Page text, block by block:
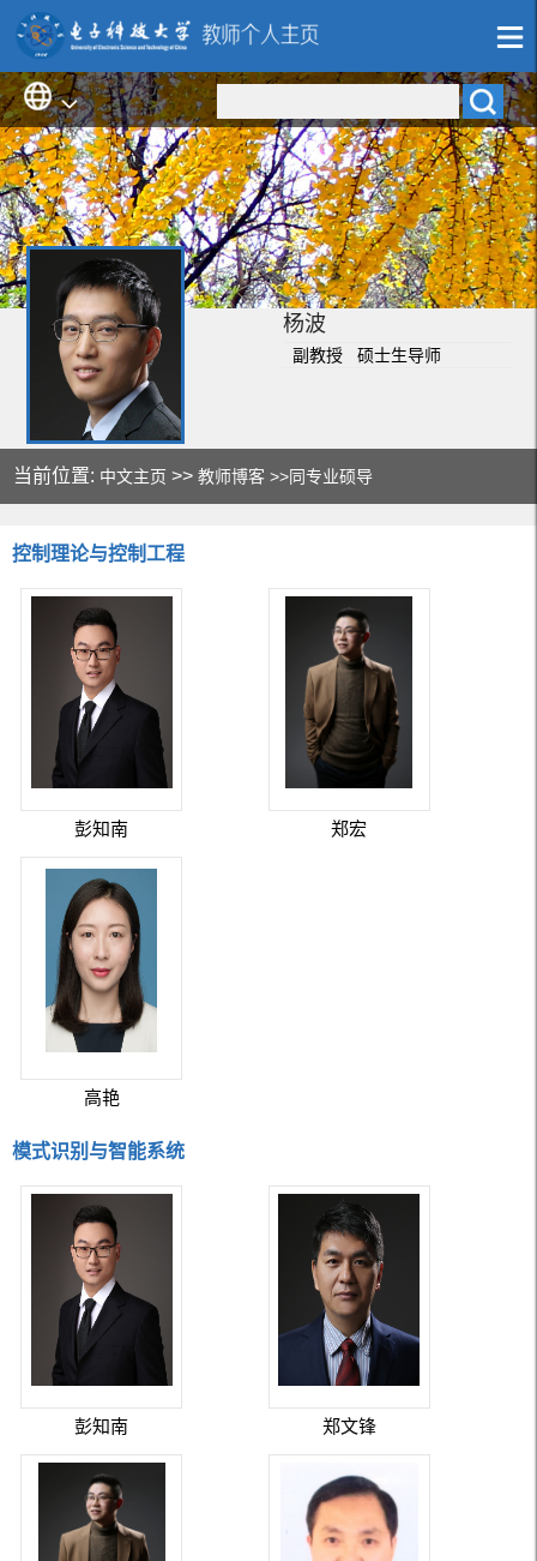
杨波
副教授 硕士生导师
当前位置: 中文主页 >>教师博客 >>同专业硕导
控制理论与控制工程
彭知南 郑宏
高艳
模式识别与智能系统
彭知南 郑文锋